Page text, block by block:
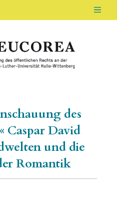
Rechts an der
des
Caspar David
und die
Romantik